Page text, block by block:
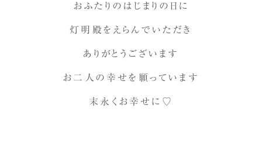
おふたりのはじまりの日に
灯明殿をえらんでいただき
ありがとうございます
お二人の幸せを願っています
末永くお幸せに♡